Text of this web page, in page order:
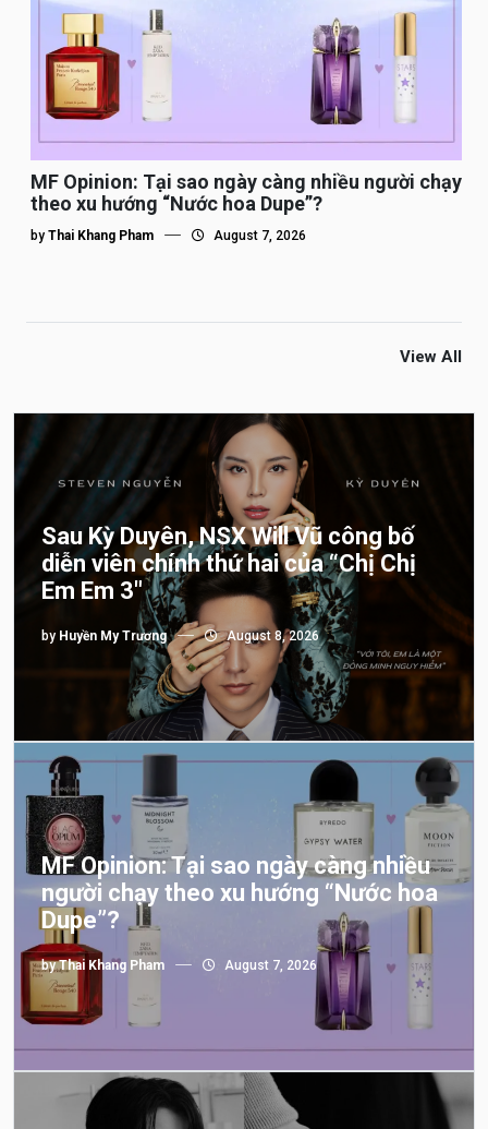
MF Opinion: Tại sao ngày càng nhiều người chạy
theo xu hướng “Nước hoa Dupe”?
by Thai Khang Pham August 7, 2026
View All
Sau Kỳ Duyên, NSX Will Vũ công bố
diễn viên chính thứ hai của “Chị Chị
Em Em 3″
by Huyền My Trương August 8, 2026
MF Opinion: Tại sao ngày càng nhiều
người chạy theo xu hướng “Nước hoa
Dupe”?
byThai Khang Pham August 7, 2026